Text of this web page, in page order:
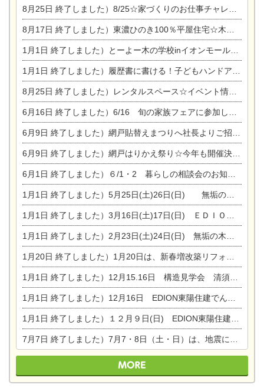
8月25日 終了しました）8/25☆家づくりのお仕事チャレンジ
8月17日 終了しました）東濃ひのき100％平屋住宅☆木の家完成見学会
1月1日 終了しました）とーよー木の学校inイオンモール木曽川
1月1日 終了しました）履歴書に書ける！子どもハンドアロマ講座☆
8月25日 終了しました）レンタルスペース☆イベント情報☆チャイルドアロマセラピスト
6月16日 終了しました）6/16 旬の家族フェアに参加します☆
6月9日 終了しました）網戸貼替えまつりへ社長よりご招待です♪
6月9日 終了しました）網戸はりかえ祭り☆今年も開催決定！
6月1日 終了しました）６/1・2 暮らしの相談会のお知らせ
1月1日 終了しました）5月25日(土)26日(日) 無垢の木の家体感見学会開催☆
1月1日 終了しました）3月16日(土)17日(日) ＥＤＩＯＮ東陽住建でんき館 総決算まつり
1月1日 終了しました）2月23日(土)24日(日) 無垢の木の家 完成見学会
1月20日 終了しました）1月20日は、新春増改築リフォームまつり＆家の修理祭り＆家電まつりです。
1月1日 終了しました）12月15.16日 構造見学会 清須市西枇杷島町弁天
1月1日 終了しました）12月16日 EDION東陽住建でんき OPEN第二弾イベント！！
1月1日 終了しました）１２月９日(日) EDION東陽住建でんき館プレＯＰＥＮ！＆家の修理まつり
7月7日 終了しました）7月7・8日（土・日）は、地震に強くて安心！暮らしを楽しむ東濃ひのきの平屋の家体験見学会を開催します。ぜひお越しください。